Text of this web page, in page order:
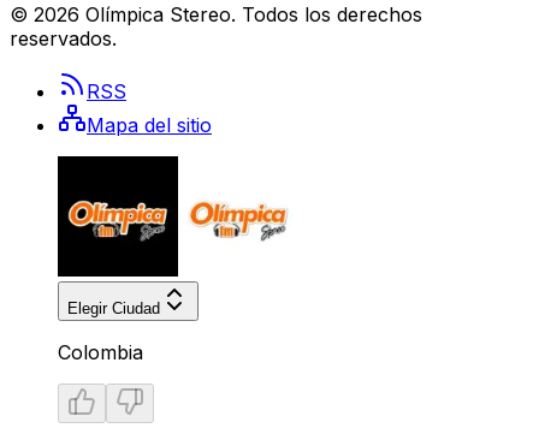
© 2026 Olímpica Stereo. Todos los derechos
reservados.
RSS
Mapa del sitio
Elegir Ciudad
Colombia